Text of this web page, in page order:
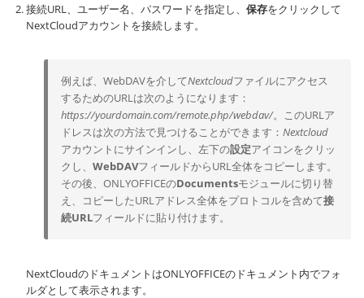
接続URL、ユーザー名、パスワードを指定し、 保存をクリックして
NextCloudアカウントを接続します。
例えば、WebDAVを介してNextcloudファイルにアクセス
するためのURLは次のようになります：
https://yourdomain.com/remote.php/webdav/。このURLア
ドレスは次の方法で見つけることができます： Nextcloud
アカウントにサインインし、左下の設定アイコンをクリッ
クし、 WebDAVフィールドからURL全体をコピーします。
その後、ONLYOFFICEのDocumentsモジュールに切り替
え、コピーしたURLアドレス全体をプロトコルを含めて接
続URLフィールドに貼り付けます。
NextCloudのドキュメントはONLYOFFICEのドキュメント内でフォ
ルダとして表示されます。